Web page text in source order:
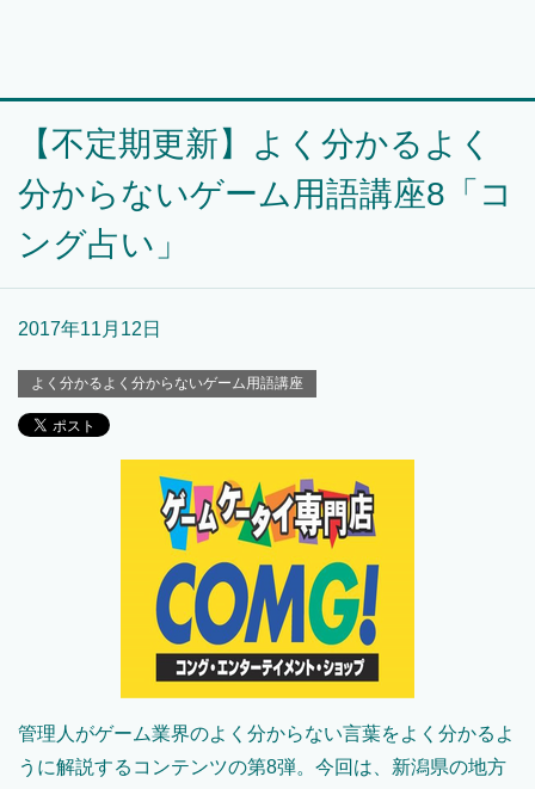
【不定期更新】よく分かるよく
分からないゲーム用語講座8「コ
ング占い」
2017年11月12日
よく分かるよく分からないゲーム用語講座
管理人がゲーム業界のよく分からない言葉をよく分かるよ
うに解説するコンテンツの第8弾。今回は、新潟県の地方